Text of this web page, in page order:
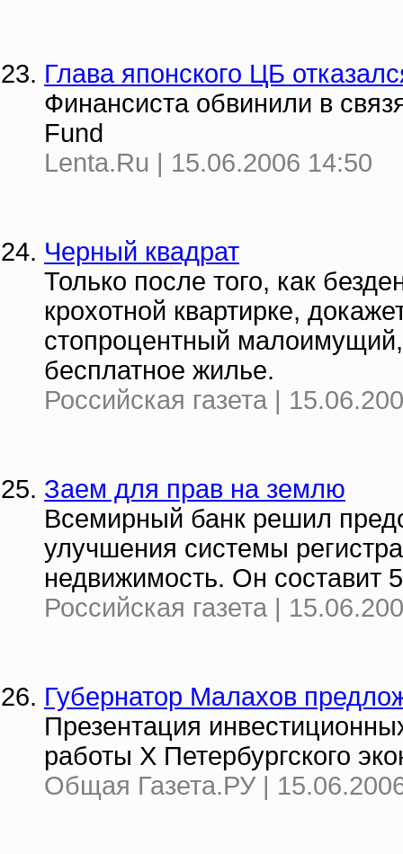
Глава японского ЦБ
Финансиста обвинили в
Fund
Lenta.Ru | 15.06.2006 14:50
Черный квадрат
Только после того, как
крохотной квартирке,
стопроцентный
бесплатное жилье.
Российская газета |
Заем для прав на землю
Всемирный банк решил
улучшения системы
недвижимость. Он составит
Российская газета |
Губернатор Малахов
Презентация
работы X Петербургского
Общая Газета.РУ |